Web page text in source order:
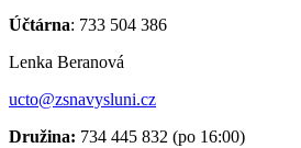
Účtárna: 733 504 386
Lenka Beranová
ucto@zsnavysluni.cz
Družina: 734 445 832 (po 16:00)